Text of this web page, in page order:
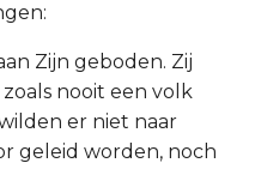
Zijn geboden. Zij
nooit een volk
er niet naar
geleid worden, noch